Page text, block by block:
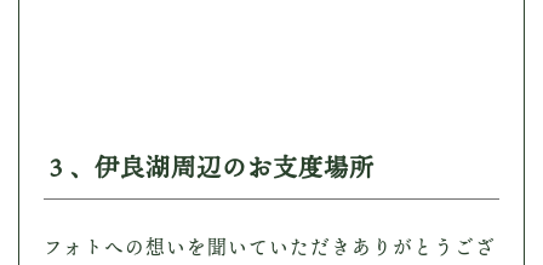
３、伊良湖周辺のお支度場所
フォトへの想いを聞いていただきありがとうござ